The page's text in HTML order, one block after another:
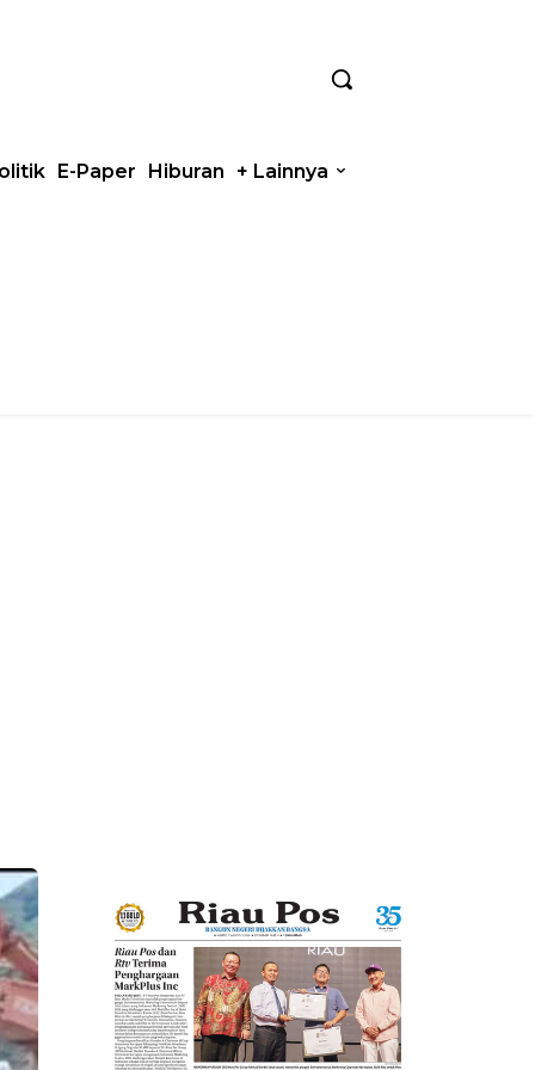
E-Paper Hiburan + Lainnya